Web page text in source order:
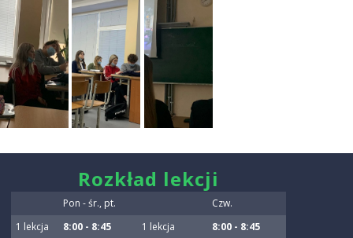
Rozkład lekcji
Pon - śr., pt.
Czw.
1 lekcja
8:00 - 8:45 1 lekcja 8:00 - 8:45